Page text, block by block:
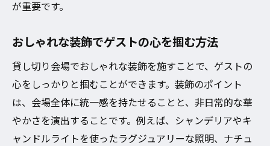
が重要です。
おしゃれな装飾でゲストの心を掴む方法
貸し切り会場でおしゃれな装飾を施すことで、ゲストの
心をしっかりと掴むことができます。装飾のポイント
は、会場全体に統一感を持たせることと、非日常的な華
やかさを演出することです。例えば、シャンデリアやキ
ャンドルライトを使ったラグジュアリーな照明、ナチュ